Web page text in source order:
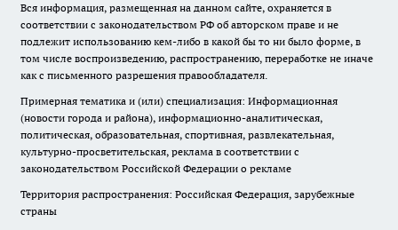
Вся информация, размещенная на данном сайте, охраняется в
соответствии с законодательством РФ об авторском праве и не
подлежит использованию кем-либо в какой бы то ни было форме, в
том числе воспроизведению, распространению, переработке не иначе
как с письменного разрешения правообладателя.
Примерная тематика и (или) специализация: Информационная
(новости города и района), информационно-аналитическая,
политическая, образовательная, спортивная, развлекательная,
культурно-просветительская, реклама в соответствии с
законодательством Российской Федерации о рекламе
Территория распространения: Российская Федерация, зарубежные
страны